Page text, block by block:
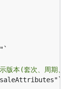
版本(套次、周